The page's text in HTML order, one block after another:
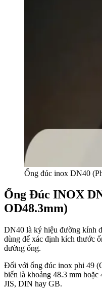
Ống đúc inox DN40
Ống Đúc INOX
OD48.3mm)
DN40 là ký hiệu đường kính
dùng để xác định kích thước
đường ống.
Đối với ống đúc inox phi 49
biến là khoảng 48.3 mm
JIS, DIN hay GB.